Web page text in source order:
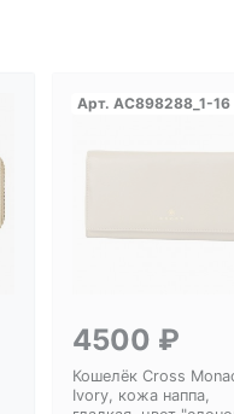
Арт. AC898288_1-16
4500 ₽
Кошелёк Cross
Ivory, кожа наппа,